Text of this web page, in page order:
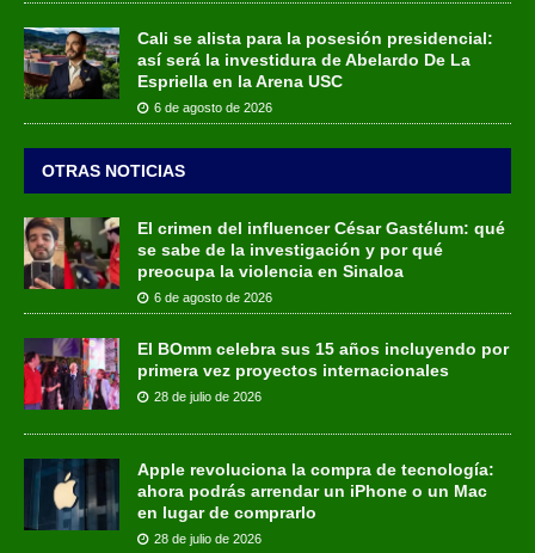
Cali se alista para la posesión presidencial:
así será la investidura de Abelardo De La
Espriella en la Arena USC
6 de agosto de 2026
OTRAS NOTICIAS
El crimen del influencer César Gastélum: qué
se sabe de la investigación y por qué
preocupa la violencia en Sinaloa
6 de agosto de 2026
El BOmm celebra sus 15 años incluyendo por
primera vez proyectos internacionales
28 de julio de 2026
Apple revoluciona la compra de tecnología:
ahora podrás arrendar un iPhone o un Mac
en lugar de comprarlo
28 de julio de 2026